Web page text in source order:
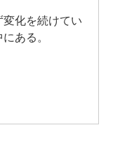
化を続けてい
ある。